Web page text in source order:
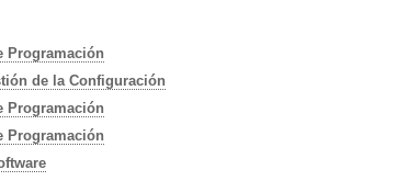
Programación
de la Configuración
Programación
Programación